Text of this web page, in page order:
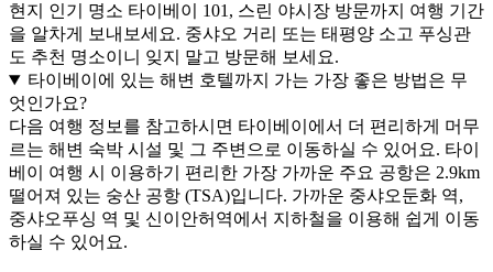
현지 인기 명소 타이베이 101, 스린 야시장 방문까지 여행 기간
을 알차게 보내보세요. 중샤오 거리 또는 태평양 소고 푸싱관
도 추천 명소이니 잊지 말고 방문해 보세요.
타이베이에 있는 해변 호텔까지 가는 가장 좋은 방법은 무
엇인가요?
다음 여행 정보를 참고하시면 타이베이에서 더 편리하게 머무
르는 해변 숙박 시설 및 그 주변으로 이동하실 수 있어요. 타이
베이 여행 시 이용하기 편리한 가장 가까운 주요 공항은 2.9km
떨어져 있는 숭산 공항 (TSA)입니다. 가까운 중샤오둔화 역,
중샤오푸싱 역 및 신이안허역에서 지하철을 이용해 쉽게 이동
하실 수 있어요.